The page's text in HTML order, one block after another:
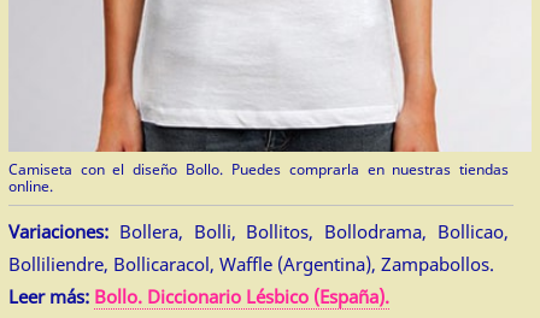
Camiseta con el diseño Bollo. Puedes comprarla en nuestras tiendas
online.
Variaciones:Bollera, Bolli, Bollitos, Bollodrama, Bollicao,
Bolliliendre, Bollicaracol, Waffle (Argentina), Zampabollos.
Leer más: Bollo. Diccionario Lésbico (España).